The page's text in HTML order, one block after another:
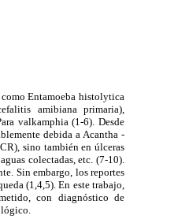
como Entamoeba histolytica
amibiana primaria),
valkamphia (1-6). Desde
debida a Acantha -
sino también en úlceras
colectadas, etc. (7-10).
Sin embargo, los reportes
(1,4,5). En este trabajo,
con diagnóstico de